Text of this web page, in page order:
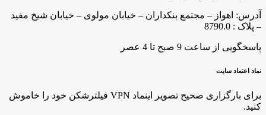
آدرس: اهواز – مجتمع بنکداران – خیابان مولوی – خیابان شیخ مفید
– پلاک : 8790.0
پاسخگویی از ساعت 9 صبح تا 4 عصر
نماد اعتماد سایت
برای بارگزاری صحیح تصویر اینماد VPN فیلترشکن خود را خاموش
کنید.